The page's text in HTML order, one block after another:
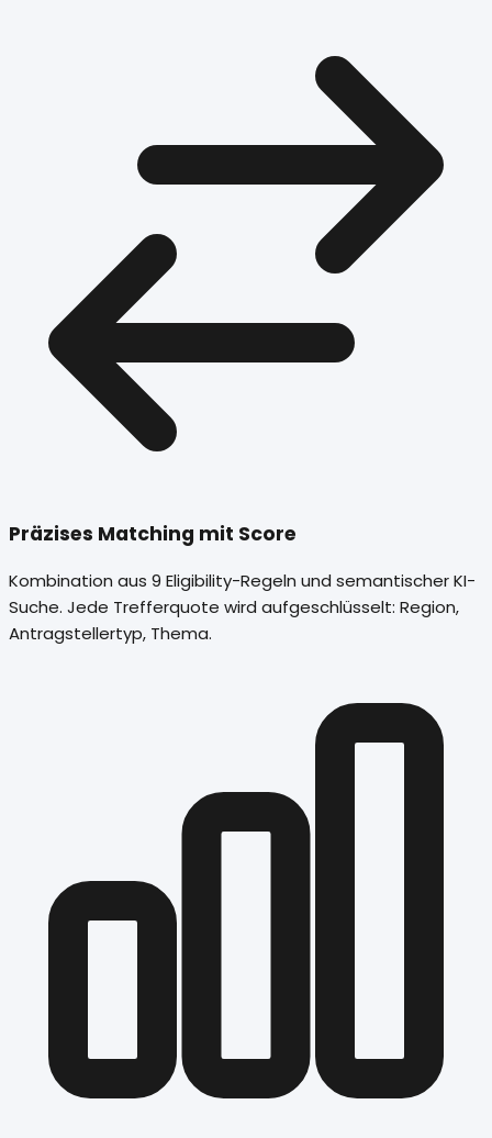
Präzises Matching mit Score
Kombination aus 9 Eligibility-Regeln und semantischer KI-
Suche. Jede Trefferquote wird aufgeschlüsselt: Region,
Antragstellertyp, Thema.